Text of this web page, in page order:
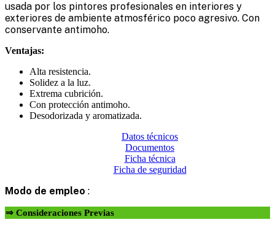
usada por los pintores profesionales en interiores y
exteriores de ambiente atmosférico poco agresivo. Con
conservante antimoho.
Ventajas:
Alta resistencia.
Solidez a la luz.
Extrema cubrición.
Con protección antimoho.
Desodorizada y aromatizada.
Datos técnicos
Documentos
Ficha técnica
Ficha de seguridad
Modo de empleo :
⇒ Consideraciones Previas